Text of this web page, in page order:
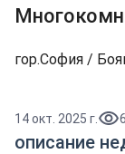
гор.София /
14 окт. 2025 г.
описание